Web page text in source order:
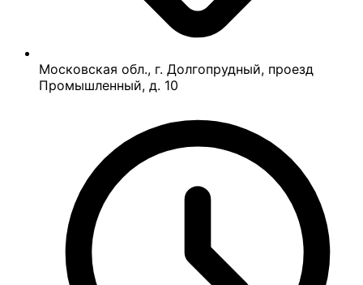
Московская обл., г. Долгопрудный, проезд
Промышленный, д. 10